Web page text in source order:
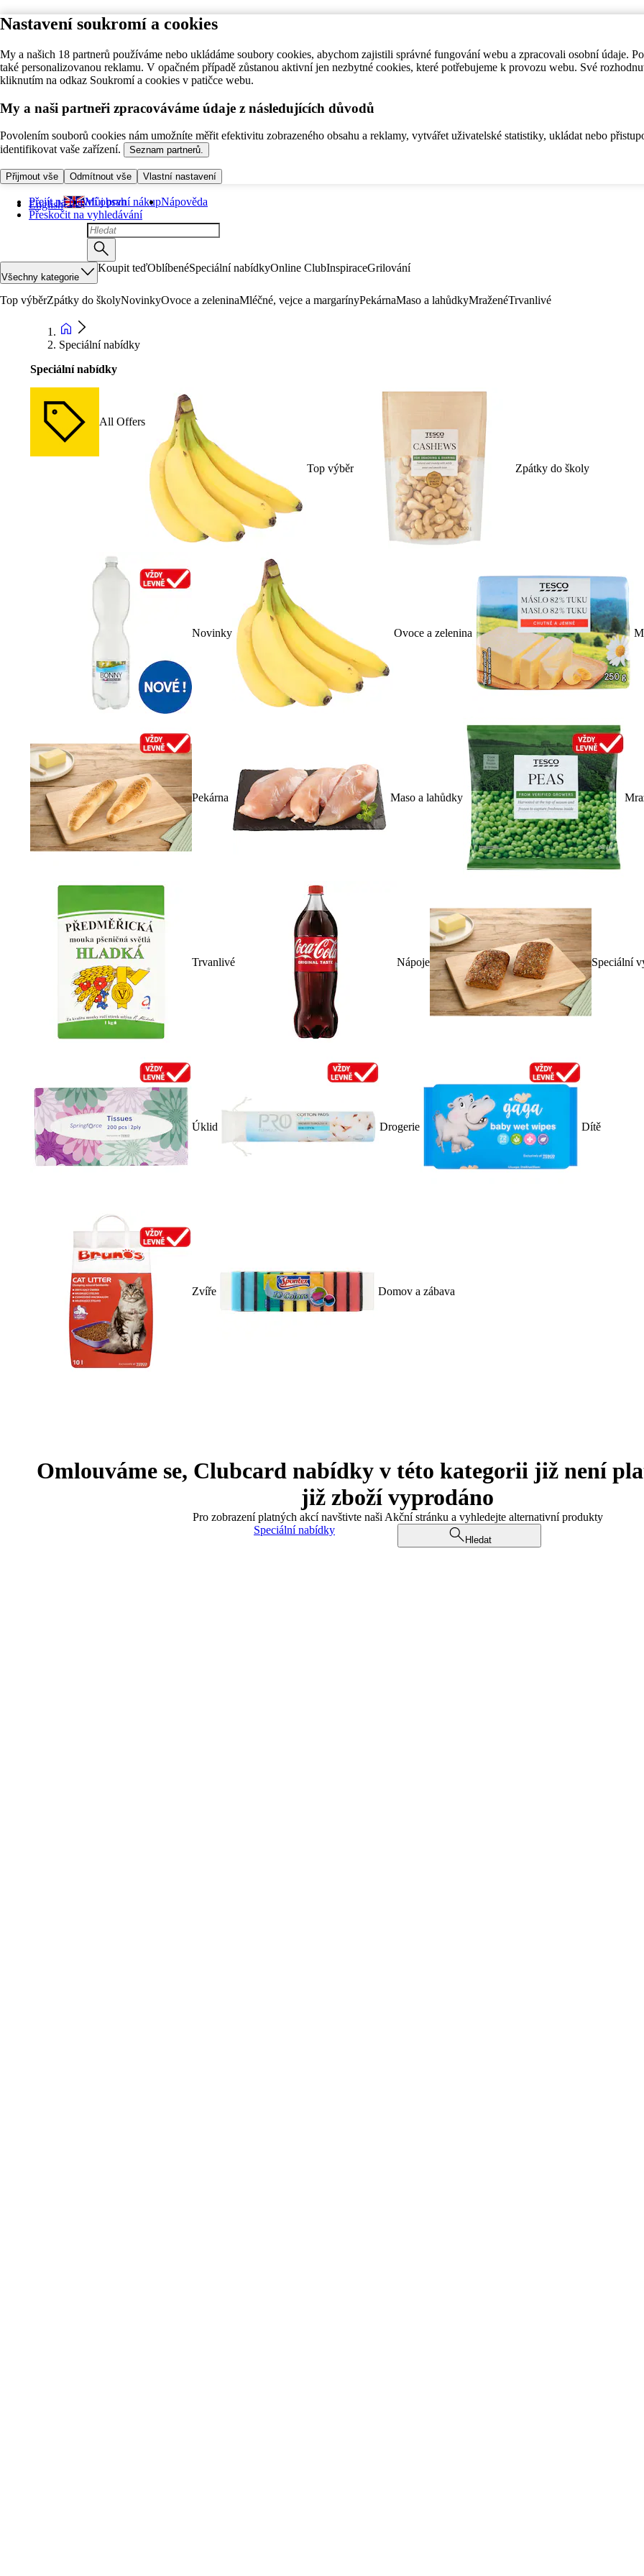
Nastavení soukromí a cookies
My a našich 18 partnerů používáme nebo ukládáme soubory cookies, abychom zajistili správné fungování webu a zpracovali osobní údaje.
také personalizovanou reklamu. V opačném případě zůstanou aktivní jen nezbytné cookies, které potřebujeme k provozu webu. Své
kliknutím na odkaz Soukromí a cookies v patičce webu.
My a naši partneři zpracováváme údaje z následujících důvodů
Povolením souborů cookies nám umožníte měřit efektivitu zobrazeného obsahu a reklamy, vytvářet uživatelské statistiky, ukládat nebo
identifikovat vaše zařízení.
Seznam partnerů.
Přijmout vše Odmítnout vše Vlastní nastavení
Přejít na hlavní obsah
Přeskočit na vyhledávání
English Můj první nákupNápověda
Všechny kategorie
Koupit teďOblíbenéSpeciální nabídkyOnline ClubInspiraceGrilování
Top výběrZpátky do školyNovinkyOvoce a zeleninaMléčné, vejce a margarínyPekárnaMaso a lahůdkyMraženéTrvanlivé
Speciální nabídky
Speciální nabídky
All Offers
Top výběr Zpátky do školy
Novinky Ovoce a zelenina
Pekárna Maso a lahůdky
Trvanlivé Nápoje Speciální
Úklid Drogerie Dítě
Zvíře Domov a zábava
Omlouváme se, Clubcard nabídky v této kategorii již není
již zboží vyprodáno
Pro zobrazení platných akcí navštivte naši Akční stránku a vyhledejte alternativní produkty
Speciální nabídky
Hledat